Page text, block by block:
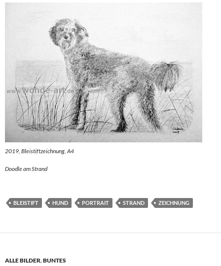
2019, Bleistiftzeichnung, A4
Doodle am Strand
BLEISTIFT HUND PORTRAIT STRAND ZEICHNUNG
ALLE BILDER,BUNTES